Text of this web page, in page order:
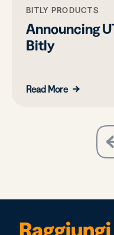
BITLY PRODUCTS
Announcing
Bitly
Read More